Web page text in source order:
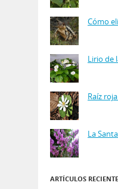
Cómo
Lirio de
Raíz
La
ARTÍCULOS